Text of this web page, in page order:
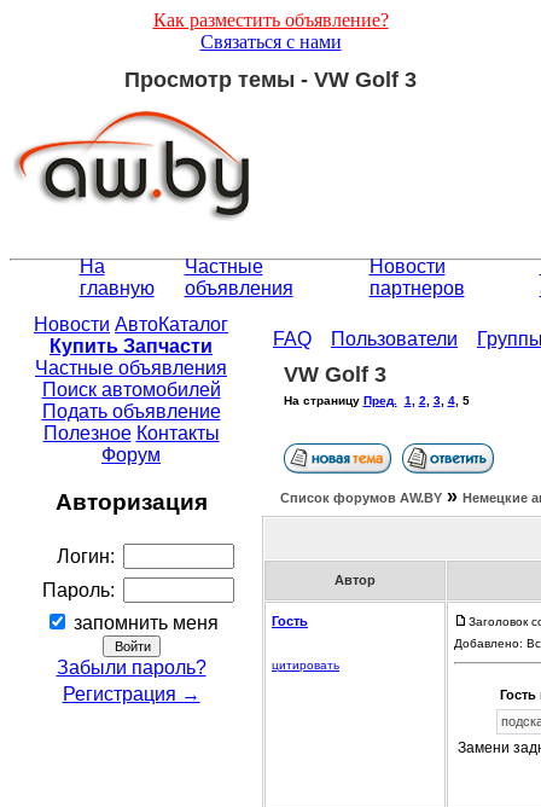
Как разместить объявление?
Связаться с нами
Просмотр темы - VW Golf 3
На
главную
Частные
объявления
Новости
партнеров
Новости АвтоКаталог
Купить Запчасти
Частные объявления
Поиск автомобилей
Подать объявление
Полезное Контакты
Форум
Авторизация
Логин:
Пароль:
запомнить меня
Забыли пароль?
Регистрация →
FAQ Пользователи
VW Golf 3
На страницу Пред. 1 2 3, 4, 5
Список форумов АW.BY » Немецкие
Автор
Гость
цитировать
Заголовок
Добавлено:
Замени